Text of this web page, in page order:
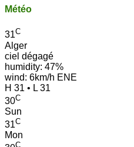
Météo
31C
Alger
ciel dégagé
humidity: 47%
wind: 6km/h ENE
H 31 • L 31
30C
Sun
31C
Mon
C